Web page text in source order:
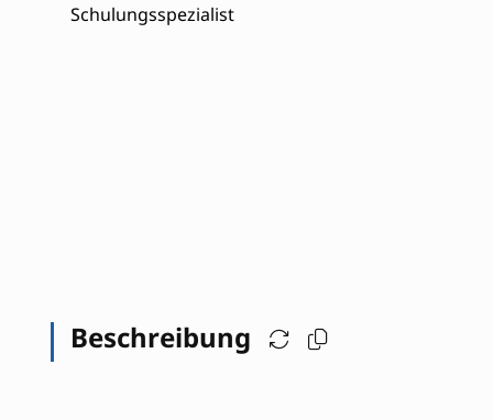
Schulungsspezialist
Beschreibung